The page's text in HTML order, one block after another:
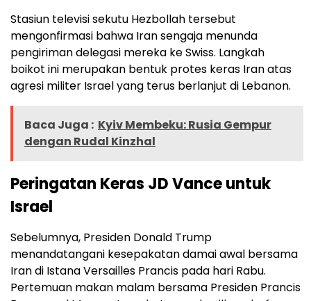
Stasiun televisi sekutu Hezbollah tersebut
mengonfirmasi bahwa Iran sengaja menunda
pengiriman delegasi mereka ke Swiss. Langkah
boikot ini merupakan bentuk protes keras Iran atas
agresi militer Israel yang terus berlanjut di Lebanon.
Baca Juga : Kyiv Membeku: Rusia Gempur
dengan Rudal Kinzhal
Peringatan Keras JD Vance untuk
Israel
Sebelumnya, Presiden Donald Trump
menandatangani kesepakatan damai awal bersama
Iran di Istana Versailles Prancis pada hari Rabu.
Pertemuan makan malam bersama Presiden Prancis